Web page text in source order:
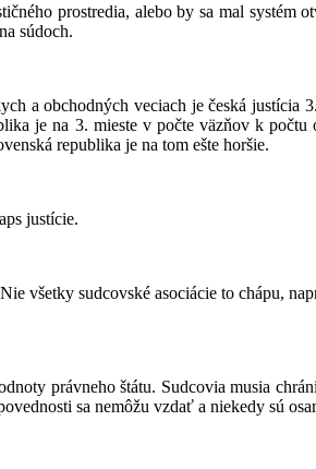
prostredia, alebo by sa mal systém
súdoch.
a obchodných veciach je česká justícia
je na 3. mieste v počte väzňov k
republika je na tom ešte horšie.
justície.
všetky sudcovské asociácie to chápu,
právneho štátu. Sudcovia musia
sa nemôžu vzdať a niekedy sú